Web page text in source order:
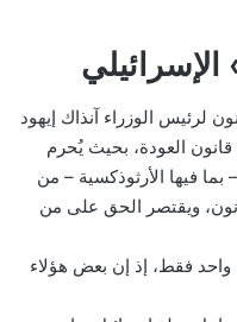
قانون لرئيس الوزراء آنذاك إيهود
قانون العودة، بحيث يُحرم
بما فيها الأرثوذكسية – من
ويقتصر الحق على من
فقط، إذ إن بعض هؤلاء